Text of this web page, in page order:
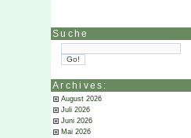
Suche
Archives:
August 2026
Juli 2026
Juni 2026
Mai 2026